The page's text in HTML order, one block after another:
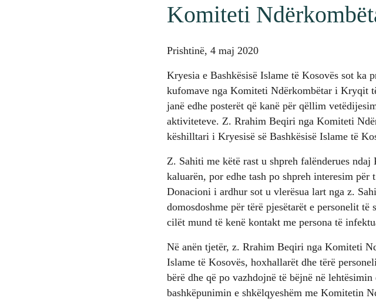
Komiteti
Prishtinë, 4 maj 2020
Kryesia e Bashkësisë Islame të Kosovës sot ka
kufomave nga Komiteti Ndërkombëtar i Kryqit
janë edhe posterët që kanë për qëllim
aktiviteteve. Z. Rrahim Beqiri nga Komiteti
këshilltari i Kryesisë së Bashkësisë Islame të
Z. Sahiti me këtë rast u shpreh falënderues
kaluarën, por edhe tash po shpreh interesim për
Donacioni i ardhur sot u vlerësua lart nga z.
domosdoshme për tërë pjesëtarët e personelit
cilët mund të kenë kontakt me persona të
Në anën tjetër, z. Rrahim Beqiri nga Komiteti
Islame të Kosovës, hoxhallarët dhe tërë
bërë dhe që po vazhdojnë të bëjnë në
bashkëpunimin e shkëlqyeshëm me Komitetin